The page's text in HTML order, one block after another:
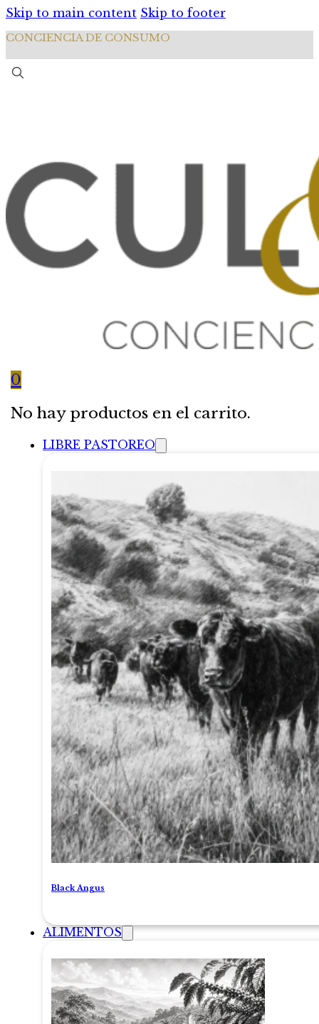
Skip to main content Skip to footer
CONCIENCIA DE CONSUMO
0
No hay productos en el carrito.
LIBRE PASTOREO
Black Angus
ALIMENTOS